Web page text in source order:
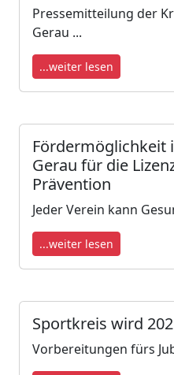
Pressemitteilung der
Gerau ​​...
...weiter lesen
Fördermöglichkeit
Gerau für die
Prävention
Jeder Verein kann
...weiter lesen
Sportkreis wird
Vorbereitungen fürs